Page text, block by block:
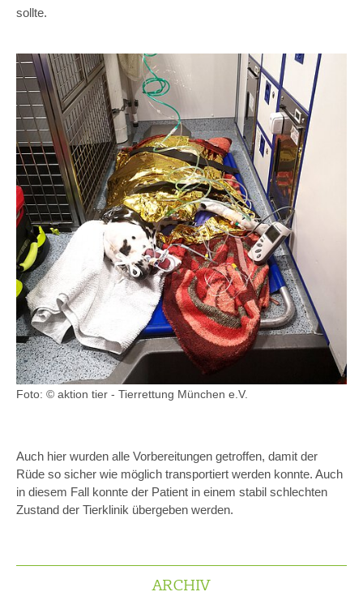
sollte.
Foto: © aktion tier - Tierrettung München e.V.
Auch hier wurden alle Vorbereitungen getroffen, damit der
Rüde so sicher wie möglich transportiert werden konnte. Auch
in diesem Fall konnte der Patient in einem stabil schlechten
Zustand der Tierklinik übergeben werden.
ARCHIV